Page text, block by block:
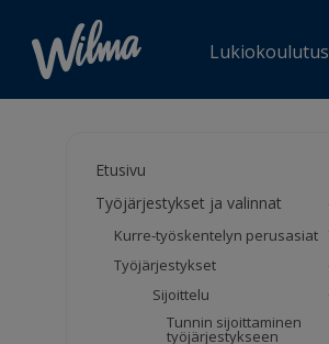
Lukiokoulutus
Etusivu
Työjärjestykset ja valinnat
Kurre-työskentelyn perusasiat
Työjärjestykset
Sijoittelu
Tunnin sijoittaminen
työjärjestykseen